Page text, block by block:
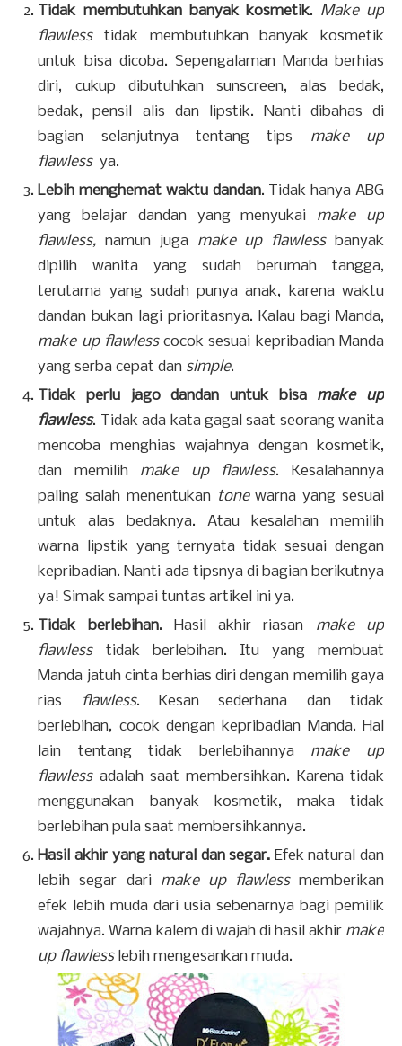
Tidak membutuhkan banyak kosmetik. Make up
flawlesstidak membutuhkan banyak kosmetik
untuk bisa dicoba. Sepengalaman Manda berhias
diri, cukup dibutuhkan sunscreen, alas bedak,
bedak, pensil alis dan lipstik. Nanti dibahas di
bagian selanjutnya tentang tips make up
flawless ya.
Lebih menghemat waktu dandan. Tidak hanya ABG
yang belajar dandan yang menyukai make up
flawless,namun juga make up flawlessbanyak
dipilih wanita yang sudah berumah tangga,
terutama yang sudah punya anak, karena waktu
dandan bukan lagi prioritasnya. Kalau bagi Manda,
make up flawlesscocok sesuai kepribadian Manda
yang serba cepat dan simple.
Tidak perlu jago dandan untuk bisa make up
flawless. Tidak ada kata gagal saat seorang wanita
mencoba menghias wajahnya dengan kosmetik,
dan memilih make up flawless. Kesalahannya
paling salah menentukan tonewarna yang sesuai
untuk alas bedaknya. Atau kesalahan memilih
warna lipstik yang ternyata tidak sesuai dengan
kepribadian. Nanti ada tipsnya di bagian berikutnya
ya! Simak sampai tuntas artikel ini ya.
Tidak berlebihan. Hasil akhir riasan make up
flawlesstidak berlebihan. Itu yang membuat
Manda jatuh cinta berhias diri dengan memilih gaya
rias
flawless. Kesan sederhana dan tidak
berlebihan, cocok dengan kepribadian Manda. Hal
lain tentang tidak berlebihannya make up
flawlessadalah saat membersihkan. Karena tidak
menggunakan banyak kosmetik, maka tidak
berlebihan pula saat membersihkannya.
Hasil akhir yang natural dan segar. Efek natural dan
lebih segar dari make up flawlessmemberikan
efek lebih muda dari usia sebenarnya bagi pemilik
wajahnya. Warna kalem di wajah di hasil akhir make
up flawlesslebih mengesankan muda.